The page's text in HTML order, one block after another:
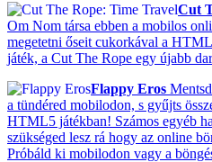
Cut
Om Nom társa ebben a mobilos
megetetni őseit cukorkával a
játék, a Cut The Rope egy újabb
Flappy Eros
a tündéred mobilodon, s gyűjts
HTML5 játékban! Számos egyéb
szükséged lesz rá hogy az online
Próbáld ki mobilodon vagy a